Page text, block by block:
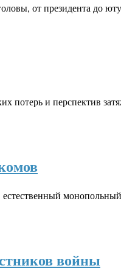
от президента
потерь и перспектив
естественный
войны